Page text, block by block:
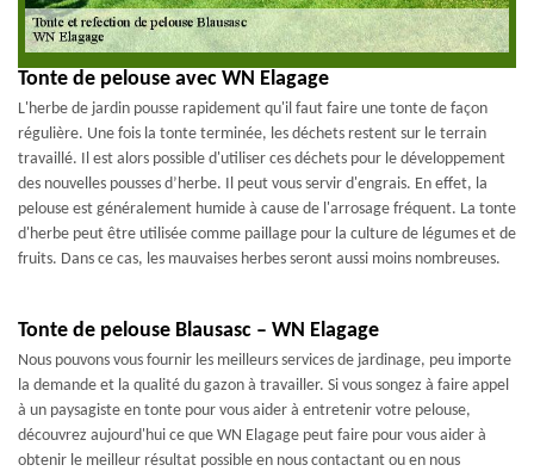
Tonte de pelouse avec WN Elagage
L'herbe de jardin pousse rapidement qu'il faut faire une tonte de façon
régulière. Une fois la tonte terminée, les déchets restent sur le terrain
travaillé. Il est alors possible d'utiliser ces déchets pour le développement
des nouvelles pousses d’herbe. Il peut vous servir d'engrais. En effet, la
pelouse est généralement humide à cause de l'arrosage fréquent. La tonte
d'herbe peut être utilisée comme paillage pour la culture de légumes et de
fruits. Dans ce cas, les mauvaises herbes seront aussi moins nombreuses.
Tonte de pelouse Blausasc – WN Elagage
Nous pouvons vous fournir les meilleurs services de jardinage, peu importe
la demande et la qualité du gazon à travailler. Si vous songez à faire appel
à un paysagiste en tonte pour vous aider à entretenir votre pelouse,
découvrez aujourd'hui ce que WN Elagage peut faire pour vous aider à
obtenir le meilleur résultat possible en nous contactant ou en nous